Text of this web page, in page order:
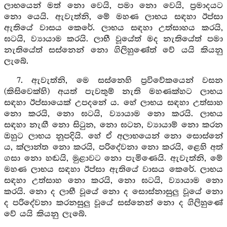
ලාභයෙන් මත් නො වෙයි, පමා නො වෙයි, ප්‍රමාදයට
නො යෙයි. ඇවැත්නි, මේ මහණ ලාභය සඳහා ඊප්සා
ඇතියේ වාසය කෙරේ. ලාභය සඳහා උත්සාහය කරයි,
ඝටයි, ව්‍යායාම කරයි. ලාභී වූයේත් මද නැතියේත් පමා
නැතියේත් සස්නෙන් නො ගිලිහුණේත් වේ යයි කියනු
ලැබේ.
7. ඇවැත්නි, මෙ සස්නෙහි ප්‍රවිවේකයෙන් වසන
(කිසිවෙක්හි) අයත් පැවතුම් නැති මහණක්හට ලාභය
සඳහා ඊප්සායෙක් උපදනේ ය. හේ ලාභය සඳහා උත්සාහ
නො කරයි, නො ඝටයි, ව්‍යායාම නො කරයි. ලාභය
සඳහා නැඟී නො සිටුන, නො ඝටන, ව්‍යායාම් නො කරන
ඔහුට ලාභය නූපදියි. හේ ඒ අලාභයෙන් නො සොස්නේ
ය, ක්ලාන්ත නො කරයි, පරිදේවනා නො කරයි, ළෙහි අත්
ගසා නො හඬයි, මුළාවට නො පැමිණෙයි. ඇවැත්නි, මේ
මහණ ලාභය සඳහා ඊප්සා ඇතියේ වාසය කෙරේ. ලාභය
සඳහා උත්සාහ නො කරයි, නො ඝටයි, ව්‍යායාම නො
කරයි. නො ද ලාභී වූයේ නො ද සොස්නාසුලු වූයේ නො
ද පරිදේවනා කරනසුලු වූයේ සස්නෙන් නො ද ගිලිහුණේ
වේ යයි කියනු ලැබේ.